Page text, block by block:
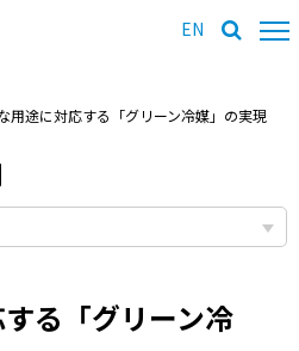
EN
用途に対応する「グリーン冷媒」の実現
る「グリーン冷